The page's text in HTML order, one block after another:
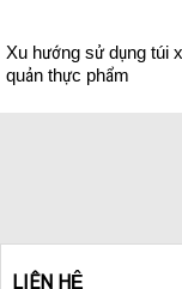
Xu hướng sử dụng túi
quản thực phẩm
LIÊN HỆ